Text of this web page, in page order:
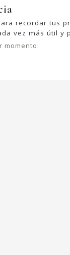
recordar tus
vez más útil y
momento.